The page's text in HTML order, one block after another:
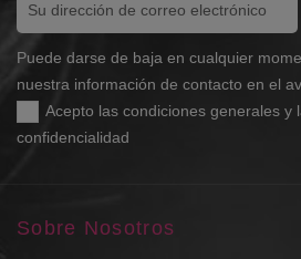
Puede darse de baja en cualquier
nuestra información de contacto en el
Acepto las condiciones generales y
confidencialidad
Sobre Nosotros